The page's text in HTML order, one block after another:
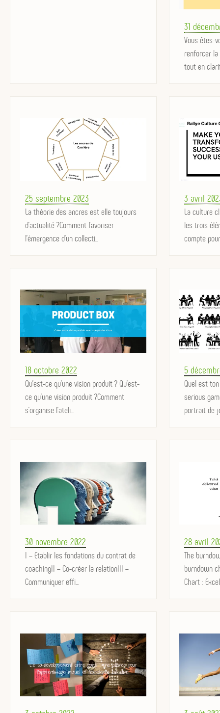
Posted
on
31
Vous êtes-
renforcer la
tout en
Posted
on
25 septembre 2023
La théorie des ancres est elle toujours
d'actualité ?Comment favoriser
l'émergence d'un collecti...
Posted
on
3 avril
La culture
les trois
compte
Posted
on
18 octobre 2022
Qu'est-ce qu'une vision produit ? Qu'est-
ce qu'une vision produit ?Comment
s'organise l'ateli...
Posted
on
5
Quel est
serious
portrait de
Posted
on
30 novembre 2022
I – Etablir les fondations du contrat de
coachingII – Co-créer la relationIII –
Communiquer effi...
Posted
on
28 avril
The
burndown
Chart :